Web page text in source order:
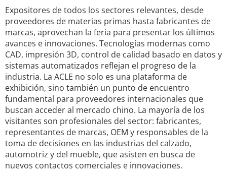
Expositores de todos los sectores relevantes, desde
proveedores de materias primas hasta fabricantes de
marcas, aprovechan la feria para presentar los últimos
avances e innovaciones. Tecnologías modernas como
CAD, impresión 3D, control de calidad basado en datos y
sistemas automatizados reflejan el progreso de la
industria. La ACLE no solo es una plataforma de
exhibición, sino también un punto de encuentro
fundamental para proveedores internacionales que
buscan acceder al mercado chino. La mayoría de los
visitantes son profesionales del sector: fabricantes,
representantes de marcas, OEM y responsables de la
toma de decisiones en las industrias del calzado,
automotriz y del mueble, que asisten en busca de
nuevos contactos comerciales e innovaciones.